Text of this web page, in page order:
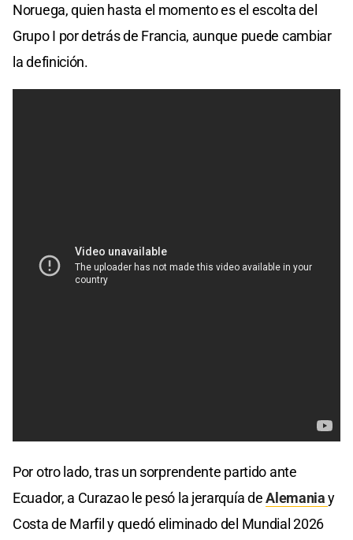
Noruega, quien hasta el momento es el escolta del
Grupo I por detrás de Francia, aunque puede cambiar
la definición.
Por otro lado, tras un sorprendente partido ante
Ecuador, a Curazao le pesó la jerarquía deAlemaniay
Costa de Marfil y quedó eliminado del Mundial 2026